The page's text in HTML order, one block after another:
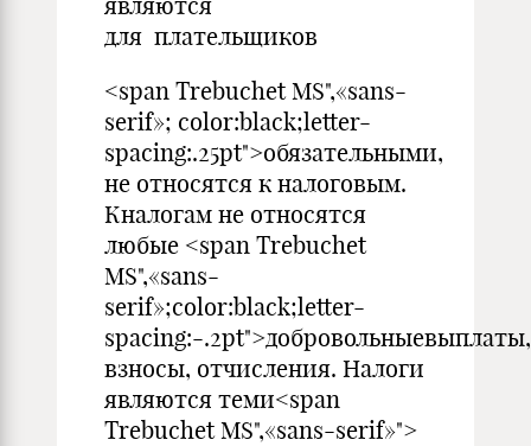
для плательщиков
<span Trebuchet MS",«sans-
serif»; color:black;letter-
spacing:.25pt">обязательными,
не относятся к налоговым.
Кналогам не относятся
любые <span Trebuchet
MS",«sans-
serif»;color:black;letter-
spacing:-.2pt">добровольныевыплаты,
взносы, отчисления. Налоги
являются теми<span
Trebuchet MS",«sans-serif»">